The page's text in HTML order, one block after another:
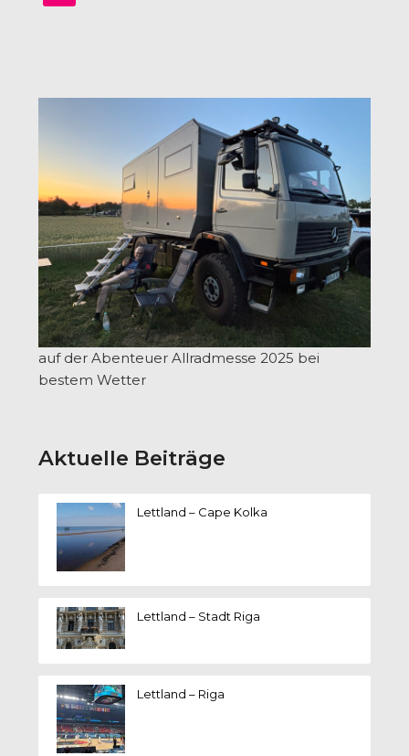
auf der Abenteuer Allradmesse 2025 bei
bestem Wetter
Aktuelle Beiträge
Lettland – Cape Kolka
Lettland – Stadt Riga
Lettland – Riga